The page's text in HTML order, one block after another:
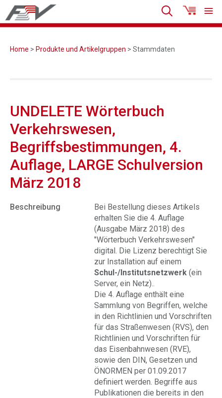
Home > Produkte und Artikelgruppen > Stammdaten
UNDELETE Wörterbuch
Verkehrswesen,
Begriffsbestimmungen, 4.
Auflage, LARGE Schulversion
März 2018
Beschreibung
Bei Bestellung dieses Artikels
erhalten Sie die 4. Auflage
(Ausgabe März 2018) des
"Wörterbuch Verkehrswesen"
digital. Die Lizenz berechtigt Sie
zur Installation auf einem
Schul-/Institutsnetzwerk (ein
Server, ein Netz)..
Die 4. Auflage enthält eine
Sammlung von Begriffen, welche
in den Richtlinien und Vorschriften
für das Straßenwesen (RVS), den
Richtlinien und Vorschriften für
das Eisenbahnwesen (RVE),
sowie den DIN, Gesetzen und
ÖNORMEN per 01.09.2017
definiert werden. Begriffe aus
Publikationen die bereits in den